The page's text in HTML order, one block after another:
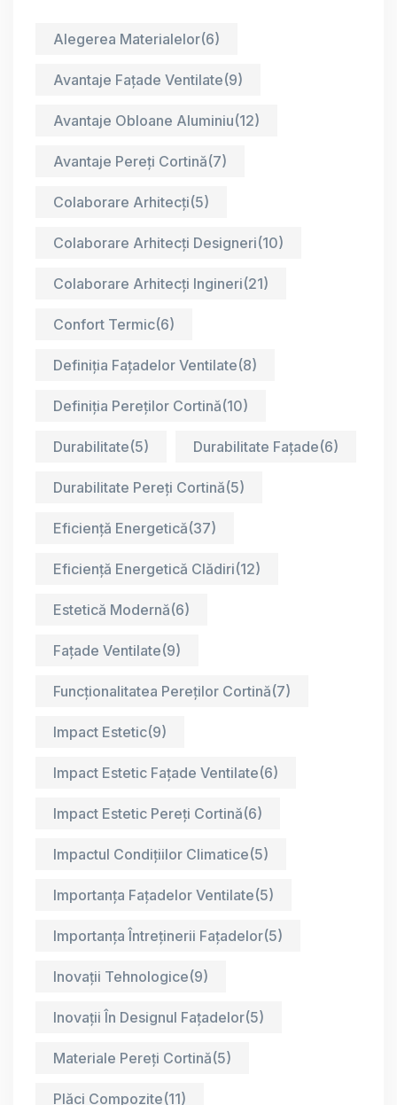
Alegerea Materialelor(6)
Avantaje Fațade Ventilate(9)
Avantaje Obloane Aluminiu(12)
Avantaje Pereți Cortină(7)
Colaborare Arhitecți(5)
Colaborare Arhitecți Designeri(10)
Colaborare Arhitecți Ingineri(21)
Confort Termic(6)
Definiția Fațadelor Ventilate(8)
Definiția Pereților Cortină(10)
Durabilitate(5) Durabilitate Fațade(6)
Durabilitate Pereți Cortină(5)
Eficiență Energetică(37)
Eficiență Energetică Clădiri(12)
Estetică Modernă(6)
Fațade Ventilate(9)
Funcționalitatea Pereților Cortină(7)
Impact Estetic(9)
Impact Estetic Fațade Ventilate(6)
Impact Estetic Pereți Cortină(6)
Impactul Condițiilor Climatice(5)
Importanța Fațadelor Ventilate(5)
Importanța Întreținerii Fațadelor(5)
Inovații Tehnologice(9)
Inovații În Designul Fațadelor(5)
Materiale Pereți Cortină(5)
Plăci Compozite(11)